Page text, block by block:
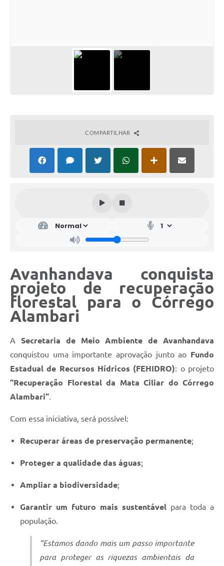
COMPARTILHAR
Avanhandava conquista
projeto de recuperação
florestal para o Córrego
Alambari
A Secretaria de Meio Ambiente de Avanhandava
conquistou uma importante aprovação junto ao Fundo
Estadual de Recursos Hídricos (FEHIDRO): o projeto
“Recuperação Florestal da Mata Ciliar do Córrego
Alambari”.
Com essa iniciativa, será possível:
Recuperar áreas de preservação permanente;
Proteger a qualidade das águas;
Ampliar a biodiversidade;
Garantir um futuro mais sustentável para toda a
população.
“Estamos dando mais um passo importante
para proteger as riquezas ambientais da